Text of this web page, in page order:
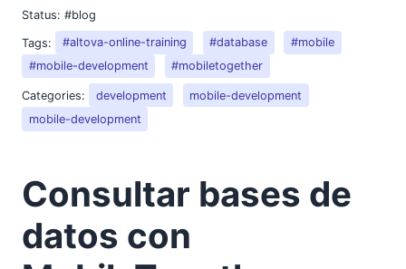
03
04
05
La única herramienta para desarrolladores de JSON
que necesitará
Automatizar la generación de informes de diferencias
certificadas
07
08
Status: #blog
Tags:
#altova-online-training #database
#mobile
#mobile-development
#mobiletogether
Categories: development
mobile-development
mobile-development
Consultar bases de
datos con